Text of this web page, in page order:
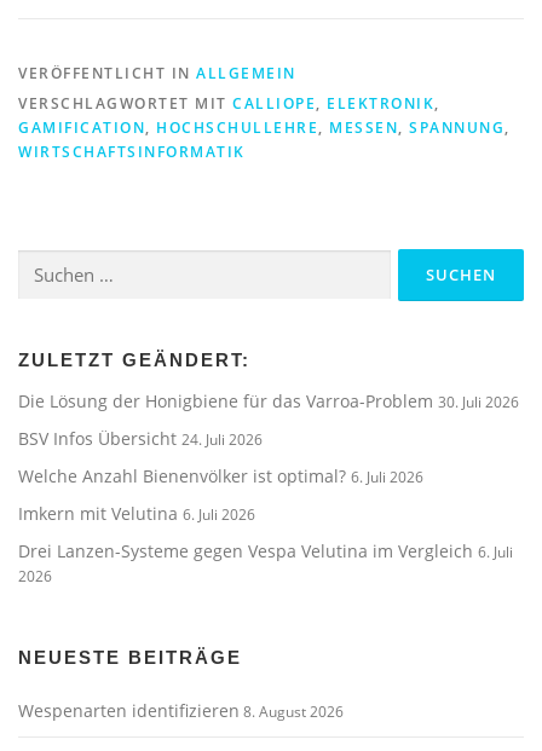
VERÖFFENTLICHT IN ALLGEMEIN
VERSCHLAGWORTET MIT CALLIOPE, ELEKTRONIK,
GAMIFICATION, HOCHSCHULLEHRE, MESSEN, SPANNUNG,
WIRTSCHAFTSINFORMATIK
nach:
ZULETZT GEÄNDERT:
Die Lösung der Honigbiene für das Varroa-Problem 30. Juli 2026
BSV Infos Übersicht 24. Juli 2026
Welche Anzahl Bienenvölker ist optimal? 6. Juli 2026
Imkern mit Velutina 6. Juli 2026
Drei Lanzen-Systeme gegen Vespa Velutina im Vergleich 6. Juli
2026
NEUESTE BEITRÄGE
Wespenarten identifizieren 8. August 2026